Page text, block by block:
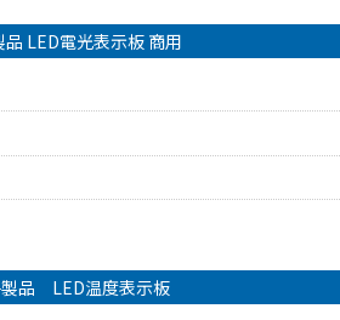
品 LED電光表示板 商用
品 LED温度表示板